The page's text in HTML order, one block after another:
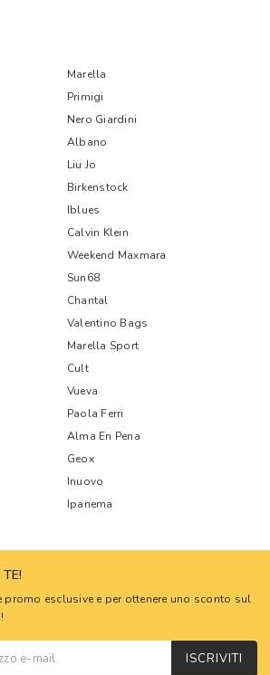
Marella
Primigi
Nero Giardini
Albano
Liu Jo
Birkenstock
Iblues
Calvin Klein
Weekend Maxmara
Sun68
Chantal
Valentino Bags
Marella Sport
Cult
Vueva
Paola Ferri
Alma En Pena
Geox
Inuovo
Ipanema
promo esclusive e per ottenere uno sconto sul
ISCRIVITI